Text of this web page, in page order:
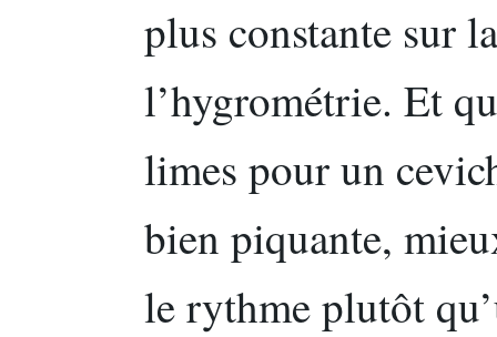
plus constante sur
l’hygrométrie. Et
limes pour un
bien piquante,
le rythme plutôt